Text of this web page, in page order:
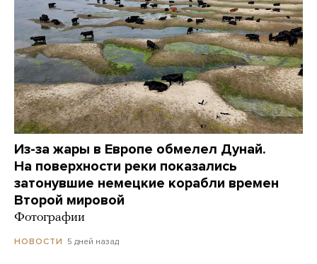
Из-за жары в Европе обмелел Дунай.
На поверхности реки показались
затонувшие немецкие корабли времен
Второй мировой
Фотографии
НОВОСТИ 5 дней назад